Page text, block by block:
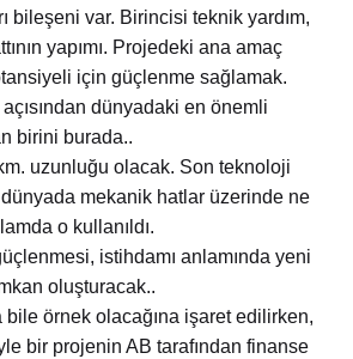
bileşeni var. Birincisi teknik yardım,
yapımı. Projedeki ana amaç
için güçlenme sağlamak.
dünyadaki en önemli
birini burada..
uzunluğu olacak. Son teknoloji
mekanik hatlar üzerinde ne
o kullanıldı.
istihdamı anlamında yeni
oluşturacak..
örnek olacağına işaret edilirken,
bir projenin AB tarafından finanse